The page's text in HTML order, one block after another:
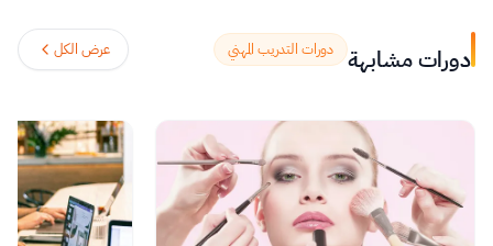
دورات مشابهة دورات التدريب المهني عرض الكل